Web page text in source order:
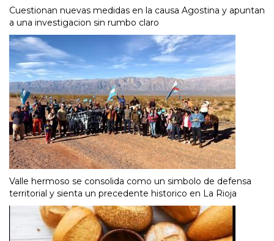
Cuestionan nuevas medidas en la causa Agostina y apuntan
a una investigacion sin rumbo claro
Valle hermoso se consolida como un simbolo de defensa
territorial y sienta un precedente historico en La Rioja